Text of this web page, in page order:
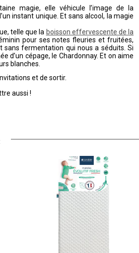
magie, elle véhicule l’image de la
instant unique. Et sans alcool, la magie
telle que la boisson effervescente de la
pour ses notes fleuries et fruitées,
sans fermentation qui nous a séduits. Si
d’un cépage, le Chardonnay. Et on aime
blanches.
et de sortir.
aussi !